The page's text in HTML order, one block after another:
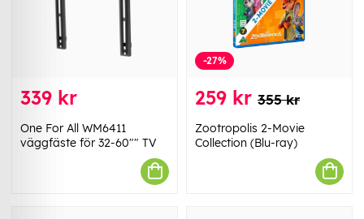
339 kr
One For All WM6411
väggfäste för 32-60"" TV
-27%
259 kr 355 kr
Zootropolis 2-Movie
Collection (Blu-ray)